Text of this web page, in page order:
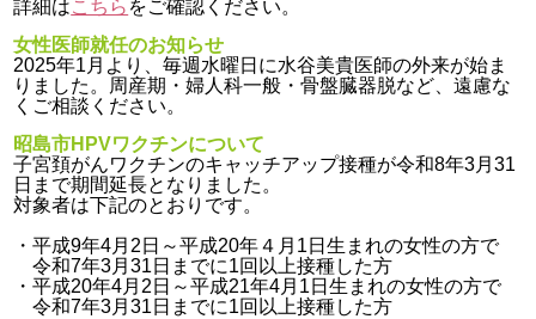
詳細はこちら をご確認ください。
女性医師就任のお知らせ
2025年1月より、毎週水曜日に水谷美貴医師の外来が始ま
りました。周産期・婦人科一般・骨盤臓器脱など、遠慮な
くご相談ください。
昭島市HPVワクチンについて
子宮頚がんワクチンのキャッチアップ接種が令和8年3月31
日まで期間延長となりました。
対象者は下記のとおりです。
・平成9年4月2日～平成20年４月1日生まれの女性の方で
令和7年3月31日までに1回以上接種した方
・平成20年4月2日～平成21年4月1日生まれの女性の方で
令和7年3月31日までに1回以上接種した方